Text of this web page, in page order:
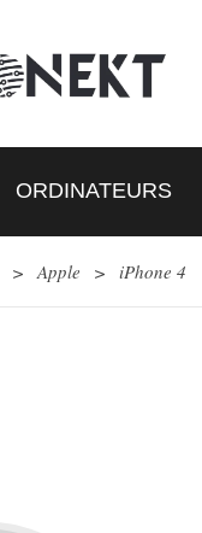
ORDINATEURS
> Apple > iPhone 4